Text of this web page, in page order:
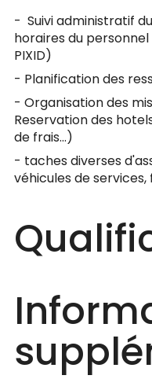
- Suivi administratif
horaires du
PIXID)
- Planification des
- Organisation des
Reservation des
de frais...)
- taches diverses
véhicules de services,